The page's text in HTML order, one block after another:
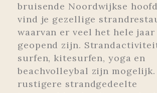
bruisende Noordwijkse
vind je gezellige
waarvan er veel het hele
geopend zijn.
surfen, kitesurfen, yoga en
beachvolleybal zijn
rustigere strandgedeelte